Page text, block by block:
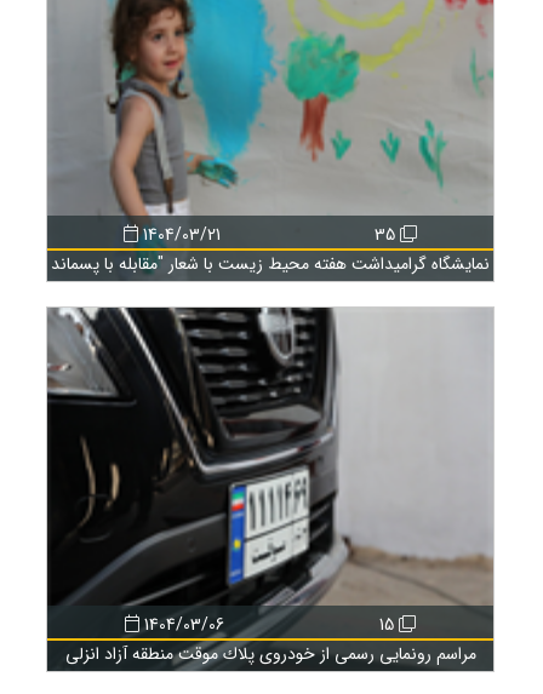
35
1404/03/21
نمایشگاه گرامیداشت هفته محیط زیست با شعار "مقابله با پسماند
پلاستیکی" در منطقه آزاد انزلی
1404/03/06
مراسم رونمایی رسمی از خودروی پلاك موقت منطقه آزاد انزلی